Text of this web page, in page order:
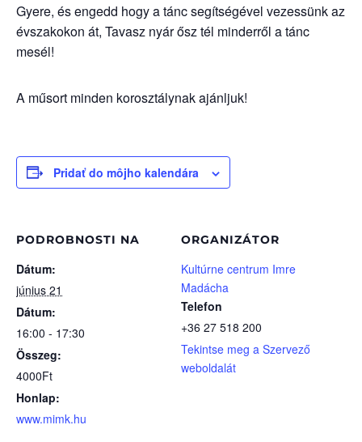
Gyere, és engedd hogy a tánc segítségével vezessünk az
évszakokon át, Tavasz nyár ősz tél minderről a tánc
mesél!
A műsort minden korosztálynak ajánljuk!
Pridať do môjho kalendára
PODROBNOSTI NA
Dátum:
június 21
Dátum:
16:00 - 17:30
Összeg:
4000Ft
Honlap:
www.mimk.hu
ORGANIZÁTOR
Kultúrne centrum Imre
Madácha
Telefon
+36 27 518 200
Tekintse meg a Szervező
weboldalát